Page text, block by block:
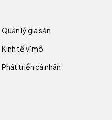
Quản lý gia sản
Kinh tế vĩ mô
Phát triển cá nhân